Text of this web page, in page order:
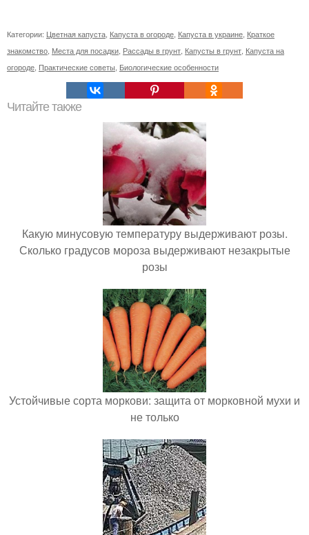
Категории: Цветная капуста Капуста в огороде Капуста в украине Краткое
знакомство Места для посадки Рассады в грунт Капусты в грунт Капуста на
огороде Практические советы Биологические особенности
Читайте также
Какую минусовую температуру выдерживают розы.
Сколько градусов мороза выдерживают незакрытые
розы
Устойчивые сорта моркови: защита от морковной мухи и
не только